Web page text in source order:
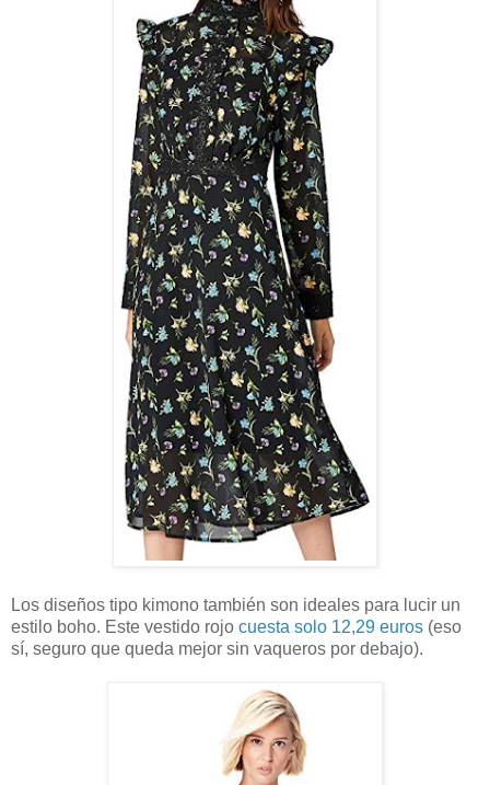
Los diseños tipo kimono también son ideales para lucir un
estilo boho. Este vestido rojo cuesta solo 12,29 euros (eso
sí, seguro que queda mejor sin vaqueros por debajo).